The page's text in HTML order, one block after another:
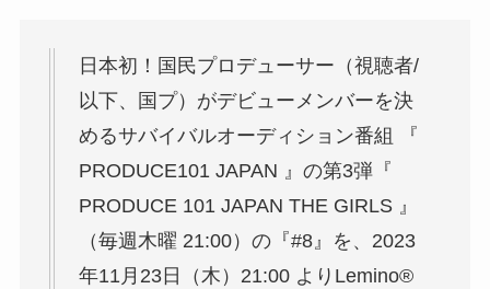
日本初！国民プロデューサー（視聴者/
以下、国プ）がデビューメンバーを決
めるサバイバルオーディション番組 『
PRODUCE101 JAPAN 』の第3弾『
PRODUCE 101 JAPAN THE GIRLS 』
（毎週木曜 21:00）の『#8』を、2023
年11月23日（木）21:00 よりLemino®